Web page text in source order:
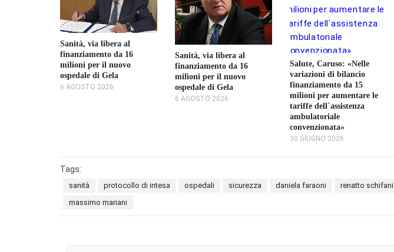
Sanità, via libera al
finanziamento da 16
milioni per il nuovo
ospedale di Gela
6 AGOSTO 2026
Sanità, via libera al
finanziamento da 16
milioni per il nuovo
ospedale di Gela
6 AGOSTO 2026
Salute, Caruso: «Nelle
variazioni di bilancio
finanziamento da 15
milioni per aumentare le
tariffe dell´assistenza
ambulatoriale
convenzionata»
30 GIUGNO 2026
Tags:
sanità protocollo di intesa ospedali sicurezza daniela faraoni renatto schifani
massimo mariani